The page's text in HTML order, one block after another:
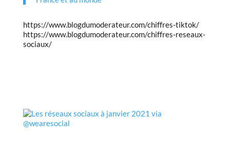
https://www.blogdumoderateur.com/chiffres-tiktok/
https://www.blogdumoderateur.com/chiffres-reseaux-
sociaux/